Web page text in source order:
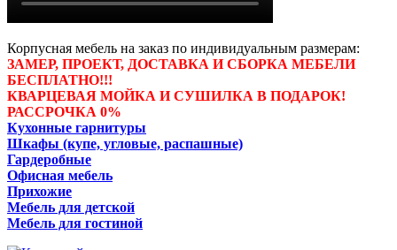
Корпусная мебель на заказ по индивидуальным размерам:
ЗАМЕР, ПРОЕКТ, ДОСТАВКА И СБОРКА МЕБЕЛИ
БЕСПЛАТНО!!!
КВАРЦЕВАЯ МОЙКА И СУШИЛКА В ПОДАРОК!
РАССРОЧКА 0%
Кухонные гарнитуры
Шкафы (купе, угловые, распашные)
Гардеробные
Офисная мебель
Прихожие
Мебель для детской
Мебель для гостиной